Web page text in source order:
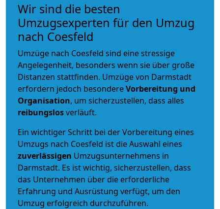
Wir sind die besten
Umzugsexperten für den Umzug
nach Coesfeld
Umzüge nach Coesfeld sind eine stressige
Angelegenheit, besonders wenn sie über große
Distanzen stattfinden. Umzüge von Darmstadt
erfordern jedoch besondereVorbereitung und
Organisation, um sicherzustellen, dass alles
reibungslosverläuft.
Ein wichtiger Schritt bei der Vorbereitung eines
Umzugs nach Coesfeld ist die Auswahl eines
zuverlässigen Umzugsunternehmens in
Darmstadt. Es ist wichtig, sicherzustellen, dass
das Unternehmen über die erforderliche
Erfahrung und Ausrüstung verfügt, um den
Umzug erfolgreich durchzuführen.